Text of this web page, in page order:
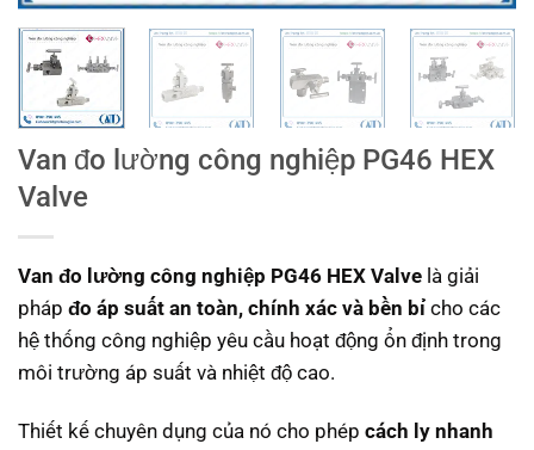
Van đo lường công nghiệp PG46 HEX
Valve
Van đo lường công nghiệp PG46 HEX Valve là giải
pháp đo áp suất an toàn, chính xác và bền bỉ cho các
hệ thống công nghiệp yêu cầu hoạt động ổn định trong
môi trường áp suất và nhiệt độ cao.
Thiết kế chuyên dụng của nó cho phép cách ly nhanh